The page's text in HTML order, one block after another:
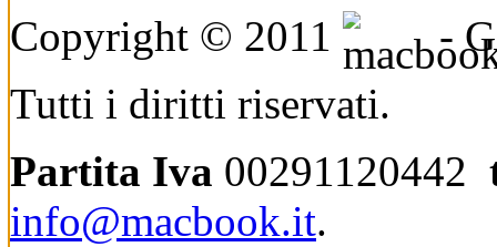
Copyright © 2011
-
Tutti i diritti riservati.
Partita Iva 00291120442
info@macbook.it.